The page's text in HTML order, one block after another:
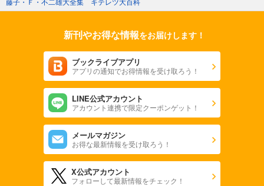
新刊やお得な情報をお届けします！
ブックライブアプリ
アプリの通知でお得情報を受け取ろう！
LINE公式アカウント
アカウント連携で限定クーポンゲット！
メールマガジン
お得な最新情報を受け取ろう！
X公式アカウント
フォローして最新情報をチェック！